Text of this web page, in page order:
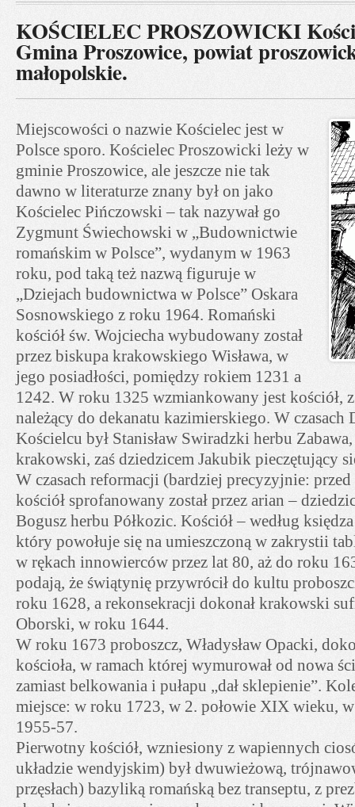
KOŚCIELEC PROSZOWICKI
Gmina Proszowice, powiat
małopolskie.
Miejscowości o nazwie Kościelec jest w
Polsce sporo. Kościelec Proszowicki leży w
gminie Proszowice, ale jeszcze nie tak
dawno w literaturze znany był on jako
Kościelec Pińczowski – tak nazywał go
Zygmunt Świechowski w „Budownictwie
romańskim w Polsce”, wydanym w 1963
roku, pod taką też nazwą figuruje w
„Dziejach budownictwa w Polsce” Oskara
Sosnowskiego z roku 1964. Romański
kościół św. Wojciecha wybudowany został
przez biskupa krakowskiego Wisława, w
jego posiadłości, pomiędzy rokiem 1231 a
1242. W roku 1325 wzmiankowany jest kościół,
należący do dekanatu kazimierskiego. W czasach
Kościelcu był Stanisław Swiradzki herbu
krakowski, zaś dziedzicem Jakubik pieczętujący
W czasach reformacji (bardziej precyzyjnie:
kościół sprofanowany został przez arian –
Bogusz herbu Półkozic. Kościół – według
który powołuje się na umieszczoną w zakrystii
w rękach innowierców przez lat 80, aż do roku
podają, że świątynię przywrócił do kultu
roku 1628, a rekonsekracji dokonał krakowski
Oborski, w roku 1644.
W roku 1673 proboszcz, Władysław Opacki,
kościoła, w ramach której wymurował od nowa
zamiast belkowania i pułapu „dał sklepienie”.
miejsce: w roku 1723, w 2. połowie XIX wieku,
1955-57.
Pierwotny kościół, wzniesiony z wapiennych
układzie wendyjskim) był dwuwieżową,
przęsłach) bazyliką romańską bez transeptu, z